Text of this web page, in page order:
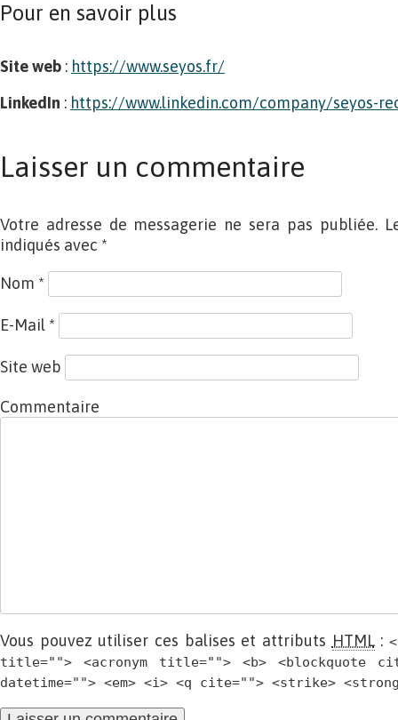
Pour en savoir plus
Site web : https://www.seyos.fr/
LinkedIn : https://www.linkedin.com/company/seyos-
Laisser un commentaire
Votre adresse de messagerie ne sera pas publiée.
indiqués avec *
Nom *
E-Mail *
Site web
Commentaire
Vous pouvez utiliser ces balises et attributs HTML:
title=""> <acronym title=""> <b> <blockquote
datetime=""> <em> <i> <q cite=""> <strike>